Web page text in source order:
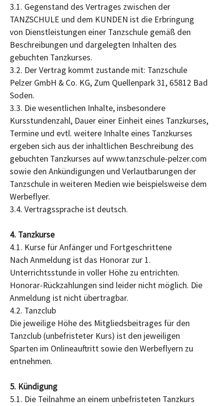
3.1. Gegenstand des Vertrages zwischen der
TANZSCHULE und dem KUNDEN ist die Erbringung
von Dienstleistungen einer Tanzschule gemäß den
Beschreibungen und dargelegten Inhalten des
gebuchten Tanzkurses.
3.2. Der Vertrag kommt zustande mit: Tanzschule
Pelzer GmbH & Co. KG, Zum Quellenpark 31, 65812 Bad
Soden.
3.3. Die wesentlichen Inhalte, insbesondere
Kursstundenzahl, Dauer einer Einheit eines Tanzkurses,
Termine und evtl. weitere Inhalte eines Tanzkurses
ergeben sich aus der inhaltlichen Beschreibung des
gebuchten Tanzkurses auf www.tanzschule-pelzer.com
sowie den Ankündigungen und Verlautbarungen der
Tanzschule in weiteren Medien wie beispielsweise dem
Werbeflyer.
3.4. Vertragssprache ist deutsch.
4. Tanzkurse
4.1. Kurse für Anfänger und Fortgeschrittene
Nach Anmeldung ist das Honorar zur 1.
Unterrichtsstunde in voller Höhe zu entrichten.
Honorar-Rückzahlungen sind leider nicht möglich. Die
Anmeldung ist nicht übertragbar.
4.2. Tanzclub
Die jeweilige Höhe des Mitgliedsbeitrages für den
Tanzclub (unbefristeter Kurs) ist den jeweiligen
Sparten im Onlineauftritt sowie den Werbeflyern zu
entnehmen.
5. Kündigung
5.1. Die Teilnahme an einem unbefristeten Tanzkurs